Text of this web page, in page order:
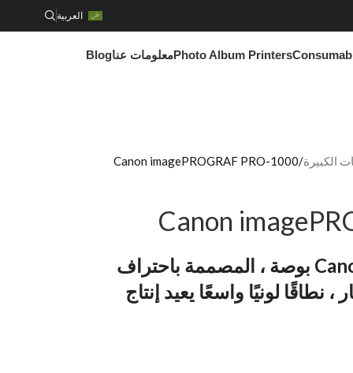
العربية
Photo Album Printersمعلومات عناBlog
Canon imagePROGRAF PRO-1000
Canon
توفر طابعة Canon Pro 1000 17 بوصة ، المصممة باحتراف
نطاقًا لونيًا واسعًا يعيد إنتاج